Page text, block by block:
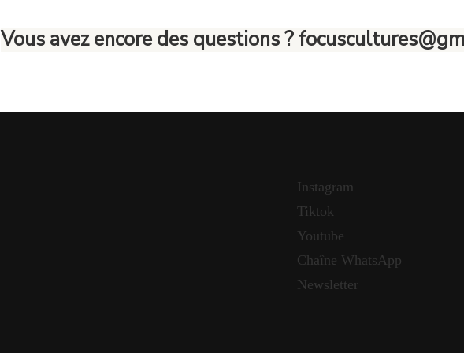
Vous avez encore des questions ?
Instagram
Tiktok
Youtube
Chaîne WhatsApp
Newsletter